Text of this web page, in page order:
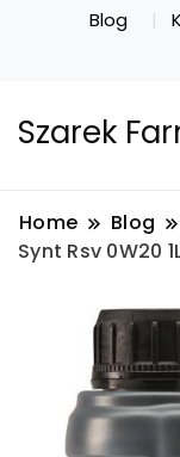
Blog
Szarek
Home Blog
Synt Rsv 0W20